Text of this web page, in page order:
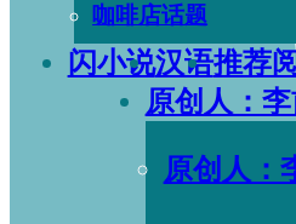
咖啡店话题
闪小说汉语推荐
原创人：
原创人：